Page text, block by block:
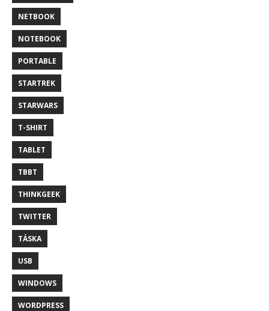
NETBOOK
NOTEBOOK
PORTABLE
STARTREK
STARWARS
T-SHIRT
TABLET
TBBT
THINKGEEK
TWITTER
TÁSKA
USB
WINDOWS
WORDPRESS